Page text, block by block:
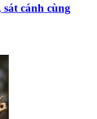
cánh cùng